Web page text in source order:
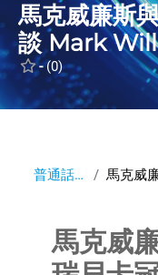
馬克威廉斯
談 Mark
Crane
-(0)
普通話Mandarin
馬克威